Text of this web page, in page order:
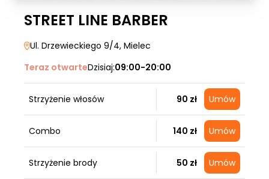
STREET LINE BARBER
Ul. Drzewieckiego 9/4, Mielec
Teraz otwarteDzisiaj:09:00-20:00
Strzyżenie włosów 90 zł Umów
Combo 140 zł Umów
Strzyżenie brody 50 zł Umów